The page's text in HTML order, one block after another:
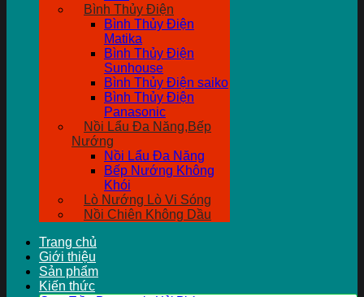
Bình Thủy Điện
Bình Thủy Điện
Matika
Bình Thủy Điện
Sunhouse
Bình Thủy Điện saiko
Bình Thủy Điện
Panasonic
Nồi Lẩu Đa Năng,Bếp
Nướng
Nồi Lẩu Đa Năng
Bếp Nướng Không
Khói
Lò Nướng Lò Vi Sóng
Nồi Chiên Không Dầu
Trang chủ
Giới thiệu
Sản phẩm
Kiến thức